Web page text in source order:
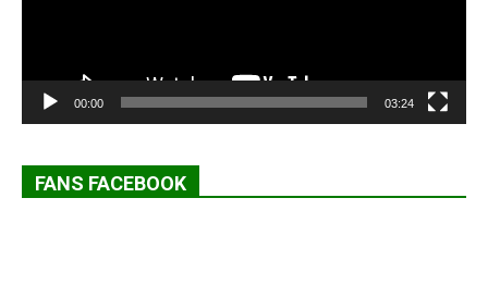
00:00 03:24
FANS FACEBOOK